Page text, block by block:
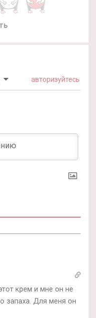
авторизуйтесь
крем и мне он не
запаха. Для меня он